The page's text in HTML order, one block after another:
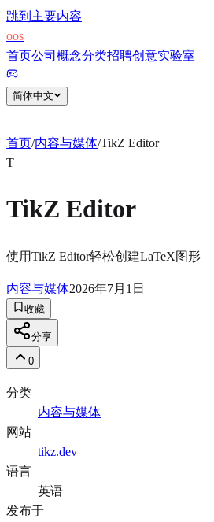
跳到主要内容
oos
首页公司 概念分类招聘创意实验室
简体中文
首页/内容与媒体/TikZ Editor
T
TikZ Editor
使用TikZ Editor轻松创建LaTeX图形
内容与媒体2026年7月1日
收藏
分享
0
分类
内容与媒体
网站
tikz.dev
语言
英语
发布于